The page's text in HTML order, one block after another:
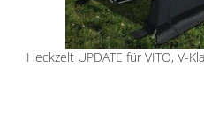
Heckzelt UPDATE für VITO, V-